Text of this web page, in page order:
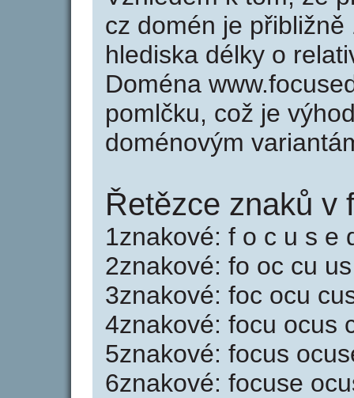
cz domén je
hlediska délky o
Doména
pomlčku, což je
doménovým
Řetězce znaků v
1znakové: f o c u s e
2znakové: fo oc cu
3znakové: foc ocu
4znakové: focu ocus
5znakové: focus
6znakové: focuse